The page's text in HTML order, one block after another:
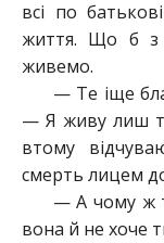
всі по
життя. Що б з
живемо.
— Те іще
— Я живу лиш
втому
смерть лицем
— А чому ж
вона й не хоче